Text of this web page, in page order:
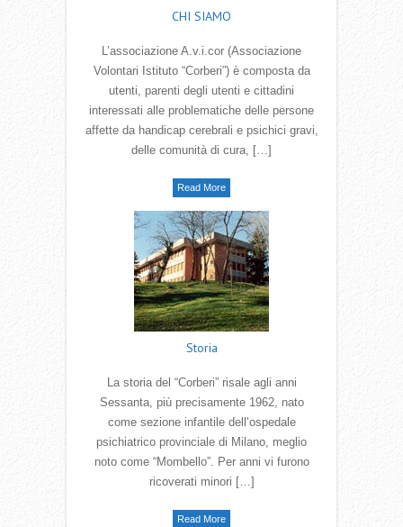
CHI SIAMO
L’associazione A.v.i.cor (Associazione
Volontari Istituto “Corberi”) è composta da
utenti, parenti degli utenti e cittadini
interessati alle problematiche delle persone
affette da handicap cerebrali e psichici gravi,
delle comunità di cura, […]
Read More
Storia
La storia del “Corberi” risale agli anni
Sessanta, più precisamente 1962, nato
come sezione infantile dell’ospedale
psichiatrico provinciale di Milano, meglio
noto come “Mombello”. Per anni vi furono
ricoverati minori […]
Read More